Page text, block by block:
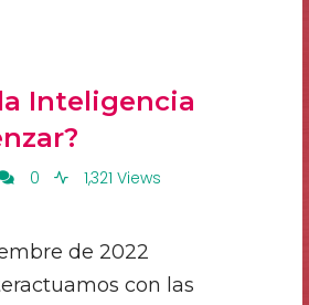
Inteligencia
0
1,321 Views
de 2022
con las